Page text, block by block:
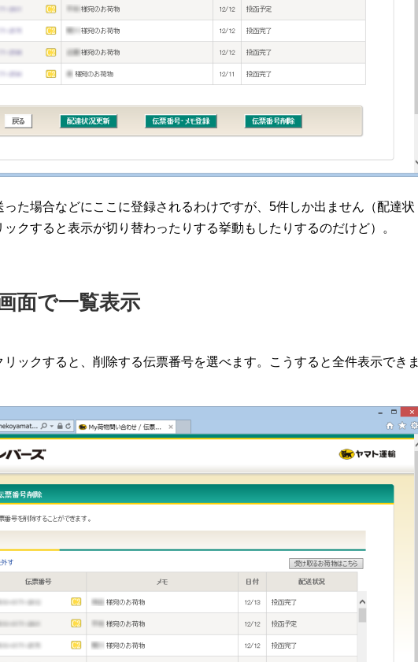
った場合などにここに登録されるわけですが、5件しか出ません（配達状
クすると表示が切り替わったりする挙動もしたりするのだけど）。
面で一覧表示
ックすると、削除する伝票番号を選べます。こうすると全件表示できま